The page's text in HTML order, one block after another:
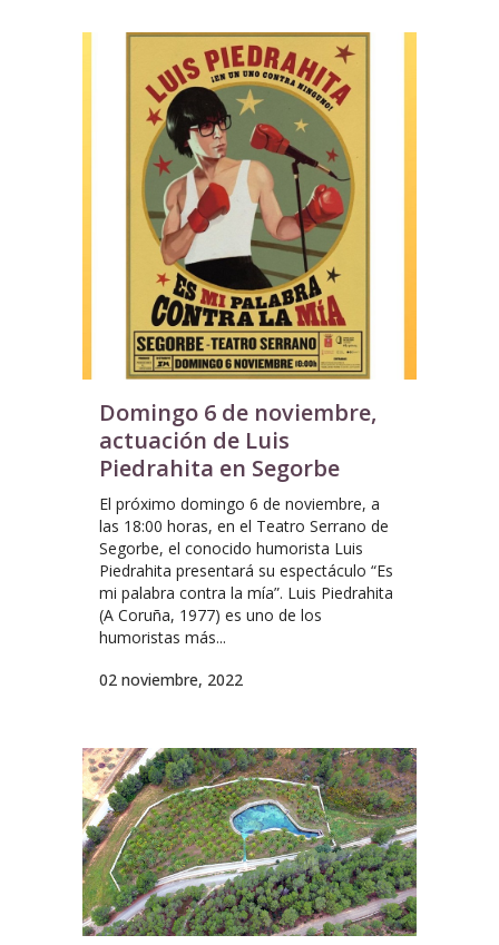
Domingo 6 de noviembre,
actuación de Luis
Piedrahita en Segorbe
El próximo domingo 6 de noviembre, a
las 18:00 horas, en el Teatro Serrano de
Segorbe, el conocido humorista Luis
Piedrahita presentará su espectáculo “Es
mi palabra contra la mía”. Luis Piedrahita
(A Coruña, 1977) es uno de los
humoristas más...
02 noviembre, 2022